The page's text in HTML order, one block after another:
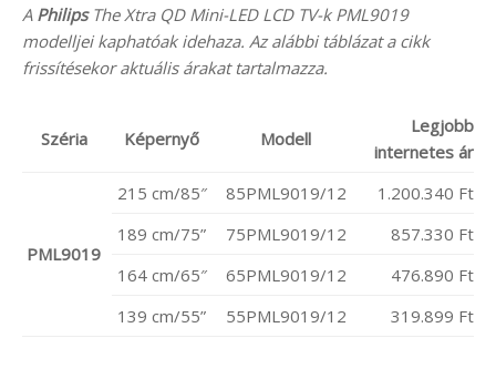
A Philips The Xtra QD Mini-LED LCD TV-k PML9019
modelljei kaphatóak idehaza. Az alábbi táblázat a cikk
frissítésekor aktuális árakat tartalmazza.
Széria Képernyő Modell
Legjobb
internetes ár
PML9019
215 cm/85″ 85PML9019/12
1.200.340 Ft
189 cm/75”
75PML9019/12
857.330 Ft
164 cm/65″
65PML9019/12
476.890 Ft
139 cm/55”
55PML9019/12 319.899 Ft